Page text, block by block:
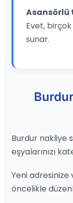
Asansörlü
Evet,
sunar.
Burdur nakliye
eşyalarınızı
Yeni adresinize
öncelikle